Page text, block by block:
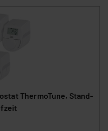
ThermoTune, Stand-